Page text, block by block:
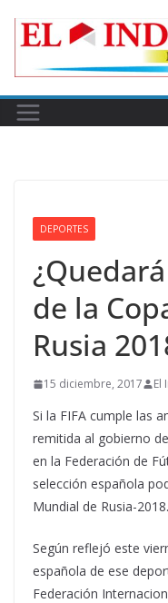
DEPORTES
de la
Rusia
15 diciembre, 2017 El
Si la FIFA cumple las
remitida al gobierno
en la Federación de
selección española
Mundial de Rusia-2018.
Según reflejó este
española de ese
Federación